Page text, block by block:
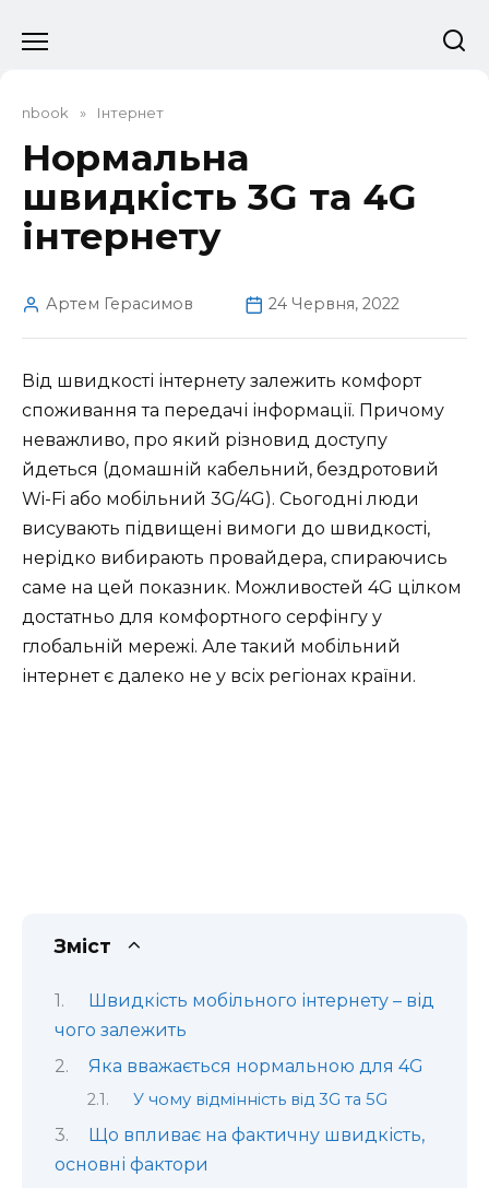
до
nbook » Інтернет
Нормальна
швидкість 3G та 4G
інтернету
Артем Герасимов 24 Червня, 2022
Від швидкості інтернету залежить комфорт
споживання та передачі інформації. Причому
неважливо, про який різновид доступу
йдеться (домашній кабельний, бездротовий
Wi-Fi або мобільний 3G/4G). Сьогодні люди
висувають підвищені вимоги до швидкості,
нерідко вибирають провайдера, спираючись
саме на цей показник. Можливостей 4G цілком
достатньо для комфортного серфінгу у
глобальній мережі. Але такий мобільний
інтернет є далеко не у всіх регіонах країни.
Зміст
Швидкість мобільного інтернету – від
чого залежить
Яка вважається нормальною для 4G
У чому відмінність від 3G та 5G
Що впливає на фактичну швидкість,
основні фактори